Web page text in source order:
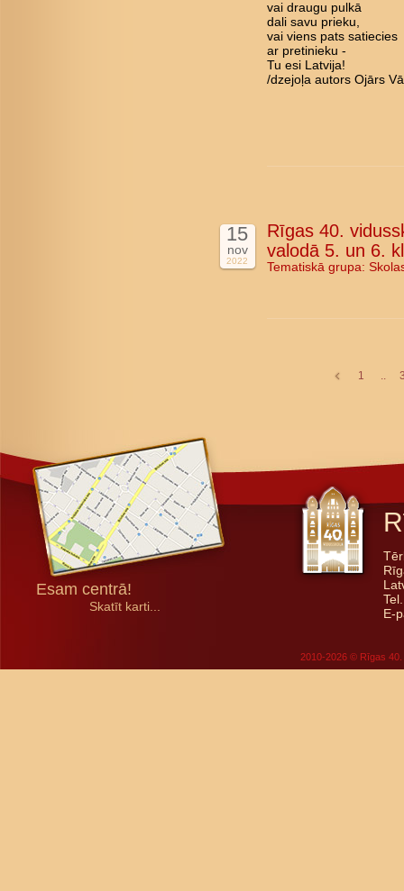
vai draugu pulkā
dali savu prieku,
vai viens pats satiecies
ar pretinieku -
Tu esi Latvija!
/dzejoļa autors Ojārs
15
nov
2022
Rīgas 40.
valodā 5. un 6.
Tematiskā grupa:
1 ..
Esam centrā!
Skatīt karti...
E-
2010-2026 © Rīgas